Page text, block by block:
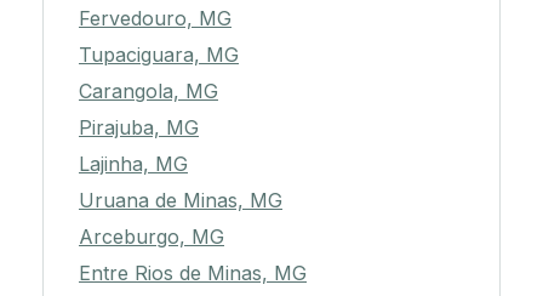
Fervedouro, MG
Tupaciguara, MG
Carangola, MG
Pirajuba, MG
Lajinha, MG
Uruana de Minas, MG
Arceburgo, MG
Entre Rios de Minas, MG